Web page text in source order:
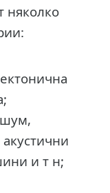
няколко
и т н;